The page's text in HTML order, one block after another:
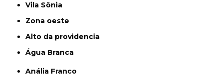
Vila Sônia
Zona oeste
alto da providencia
Água Branca
Anália Franco